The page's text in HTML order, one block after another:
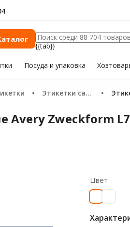
{{tab}}
Посуда и упаковка
Этикетки самоклеящиеся
Avery Zweckform
Цвет